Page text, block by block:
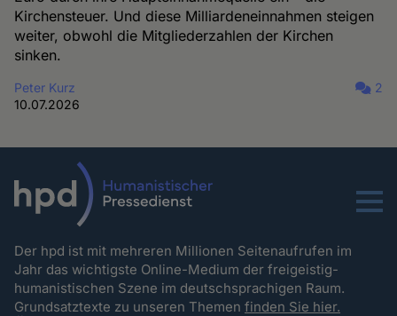
Kirchensteuer. Und diese Milliardeneinnahmen steigen
weiter, obwohl die Mitgliederzahlen der Kirchen
sinken.
Peter Kurz
10.07.2026
2
Menu
Der hpd ist mit mehreren Millionen Seitenaufrufen im
Jahr das wichtigste Online-Medium der freigeistig-
humanistischen Szene im deutschsprachigen Raum.
Grundsatztexte zu unseren Themenfinden Sie hier.